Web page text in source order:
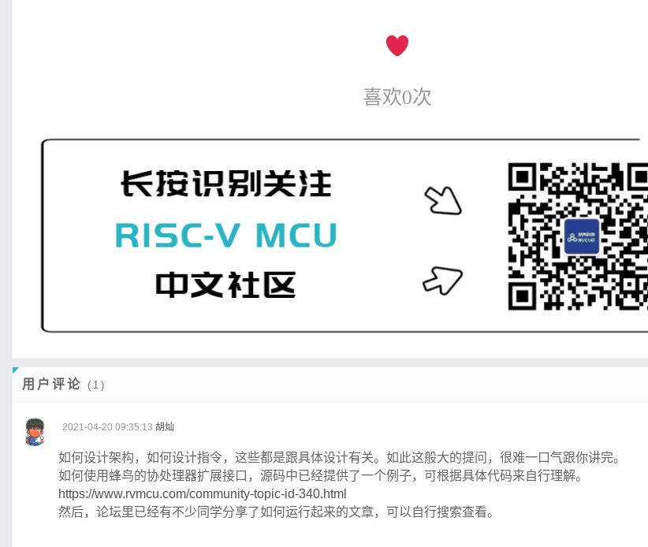
喜欢0次
用户评论 (1)
2021-04-20 09:35:13 胡灿
如何设计架构，如何设计指令，这些都是跟具体设计有关。如此这般大的提问，很难一口气跟你讲完。
如何使用蜂鸟的协处理器扩展接口，源码中已经提供了一个例子，可根据具体代码来自行理解。
https://www.rvmcu.com/community-topic-id-340.html
然后，论坛里已经有不少同学分享了如何运行起来的文章，可以自行搜索查看。